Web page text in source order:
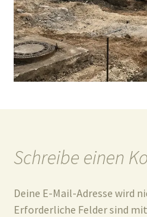
und
Schreibe einen
Deine E-Mail-Adresse wird
Erforderliche Felder sind mit